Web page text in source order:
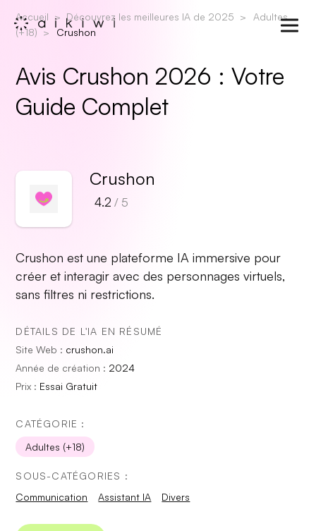
Accueil Découvrez les meilleures IA de 2025
Adultes
(+18)
Crushon
Avis Crushon 2026 : Votre
Guide Complet
Crushon
4.2 / 5
Crushon est une plateforme IA immersive pour
créer et interagir avec des personnages virtuels,
sans filtres ni restrictions.
DÉTAILS DE L'IA EN RÉSUMÉ
Site Web : crushon.ai
Année de création : 2024
Prix : Essai Gratuit
CATÉGORIE :
Adultes (+18)
SOUS-CATÉGORIES :
Communication
Assistant IA Divers